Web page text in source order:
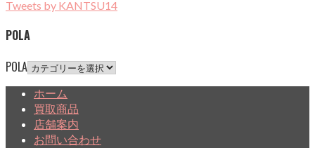
Tweets by KANTSU14
POLA
POLA
ホーム
買取商品
店舗案内
お問い合わせ